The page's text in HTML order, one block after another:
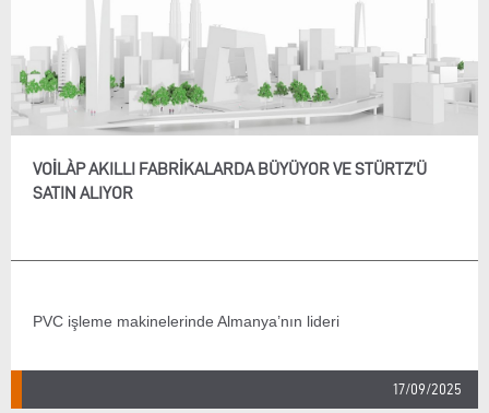
VOILÀP AKILLI FABRIKALARDA BÜYÜYOR VE STÜRTZ’Ü
SATIN ALIYOR
PVC işleme makinelerinde Almanya’nın lideri
17/09/2025